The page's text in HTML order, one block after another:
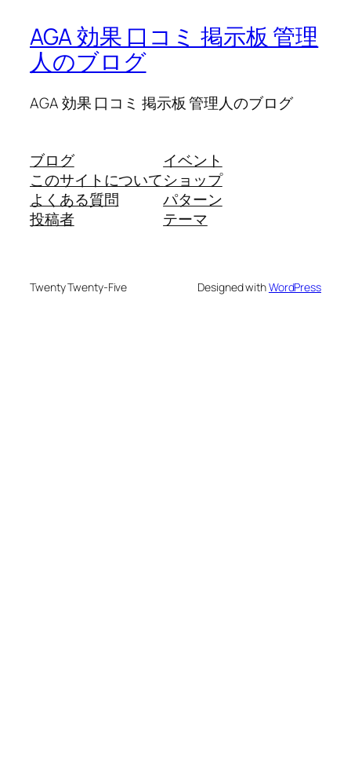
AGA 効果 口コミ 掲示板 管理
人のブログ
AGA 効果 口コミ 掲示板 管理人のブログ
ブログ
このサイトについて
よくある質問
投稿者
イベント
ショップ
パターン
テーマ
Twenty Twenty-Five Designed withWordPress